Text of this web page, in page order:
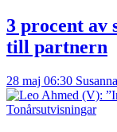
3 procent av
till partnern
28 maj 06:30
Tonårsutvisningar